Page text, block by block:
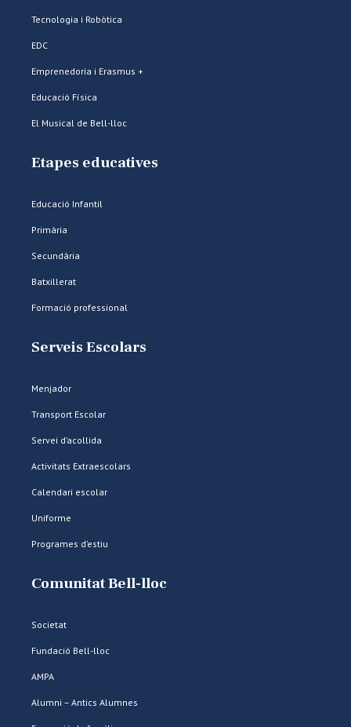
Tecnologia i Robòtica
EDC
Emprenedoria i Erasmus +
Educació Física
El Musical de Bell-lloc
Etapes educatives
Educació Infantil
Primària
Secundària
Batxillerat
Formació professional
Serveis Escolars
Menjador
Transport Escolar
Servei d’acollida
Activitats Extraescolars
Calendari escolar
Uniforme
Programes d’estiu
Comunitat Bell-lloc
Societat
Fundació Bell-lloc
AMPA
Alumni – Antics Alumnes